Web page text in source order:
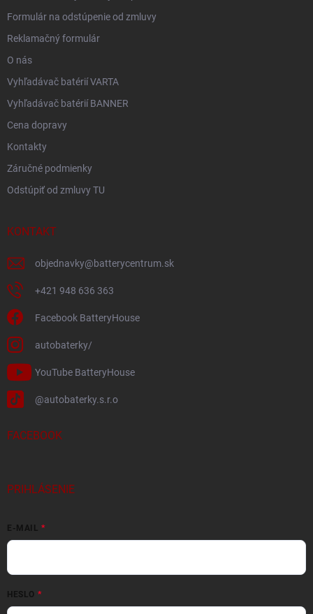
Formulár na odstúpenie od zmluvy
Reklamačný formulár
O nás
Vyhľadávač batérií VARTA
Vyhľadávač batérií BANNER
Cena dopravy
Kontakty
Záručné podmienky
Odstúpiť od zmluvy TU
KONTAKT
objednavky@batterycentrum.sk
+421 948 636 363
Facebook BatteryHouse
autobaterky/
YouTube BatteryHouse
@autobaterky.s.r.o
FACEBOOK
PRIHLÁSENIE
E-MAIL
HESLO